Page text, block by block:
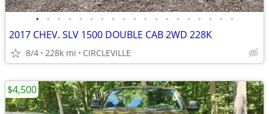
• • • • • • • • • • • • • • • • • • •
2017 CHEV. SLV 1500 DOUBLE CAB 2WD 228K
8/4 228k mi CIRCLEVILLE
$4,500